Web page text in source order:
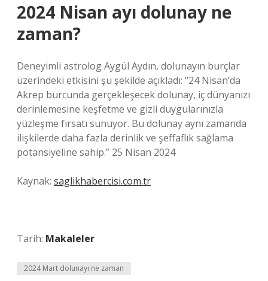
2024 Nisan ayı dolunay ne
zaman?
Deneyimli astrolog Aygül Aydın, dolunayın burçlar
üzerindeki etkisini şu şekilde açıkladı: “24 Nisan’da
Akrep burcunda gerçekleşecek dolunay, iç dünyanızı
derinlemesine keşfetme ve gizli duygularınızla
yüzleşme fırsatı sunuyor. Bu dolunay aynı zamanda
ilişkilerde daha fazla derinlik ve şeffaflık sağlama
potansiyeline sahip.” 25 Nisan 2024
Kaynak: saglikhabercisi.com.tr
Tarih: Makaleler
2024 Mart dolunayı ne zaman